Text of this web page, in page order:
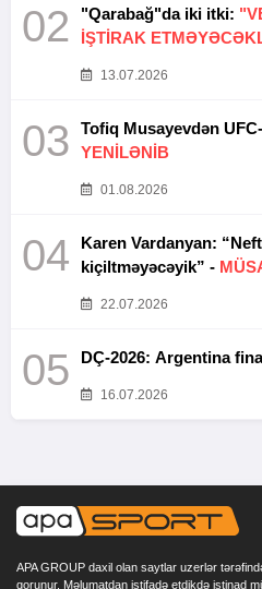
02 "Qarabağ"da iki itki:
İŞTİRAK
13.07.2026
03
YENİLƏNİB
01.08.2026
04
Karen Vardanyan:
kiçiltməyəcəyik” -
22.07.2026
05 DÇ-2026: Argentina
16.07.2026
APA GROUP daxil olan saytlar uzerlər
qorunur. Məlumatdan istifadə etdikdə istinad